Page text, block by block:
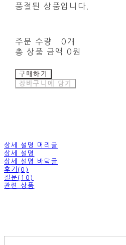
품절된 상품입니다.
주문 수량
0개
총 상품 금액
0원
구매하기
장바구니에 담기
상세 설명 머리글
상세 설명
상세 설명 바닥글
후기(0)
질문(10)
관련 상품